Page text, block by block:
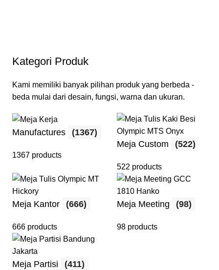
Kategori Produk
Kami memiliki banyak pilihan produk yang berbeda -
beda mulai dari desain, fungsi, warna dan ukuran.
Manufactures (1367)
1367 products
Meja Custom (522)
522 products
Meja Kantor (666)
666 products
Meja Meeting (98)
98 products
Meja Partisi (411)